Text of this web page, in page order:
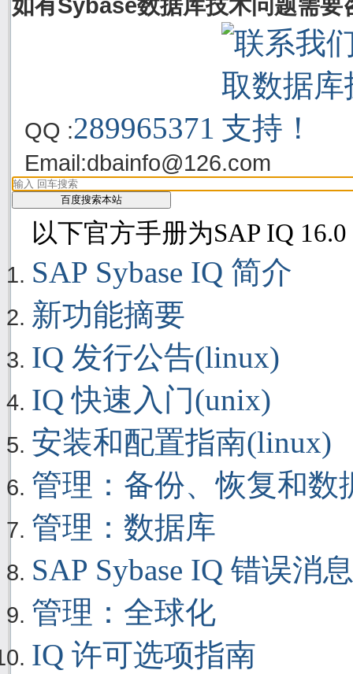
QQ :289965371
Email:dbainfo@126.com
以下官方手册为SAP IQ
SAP Sybase IQ 简介
新功能摘要
IQ 发行公告(linux)
IQ 快速入门(unix)
安装和配置指南(linux)
管理：备份、恢复和数
管理：数据库
SAP Sybase IQ 错误消息
管理：全球化
IQ 许可选项指南